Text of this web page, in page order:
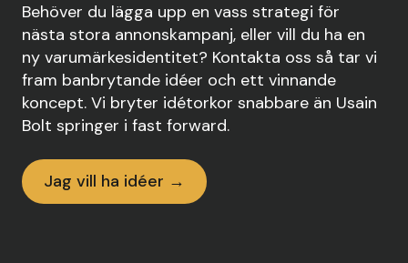
Behöver du lägga upp en vass strategi för
nästa stora annonskampanj, eller vill du ha en
ny varumärkesidentitet? Kontakta oss så tar vi
fram banbrytande idéer och ett vinnande
koncept. Vi bryter idétorkor snabbare än Usain
Bolt springer i fast forward.
Jag vill ha idéer →